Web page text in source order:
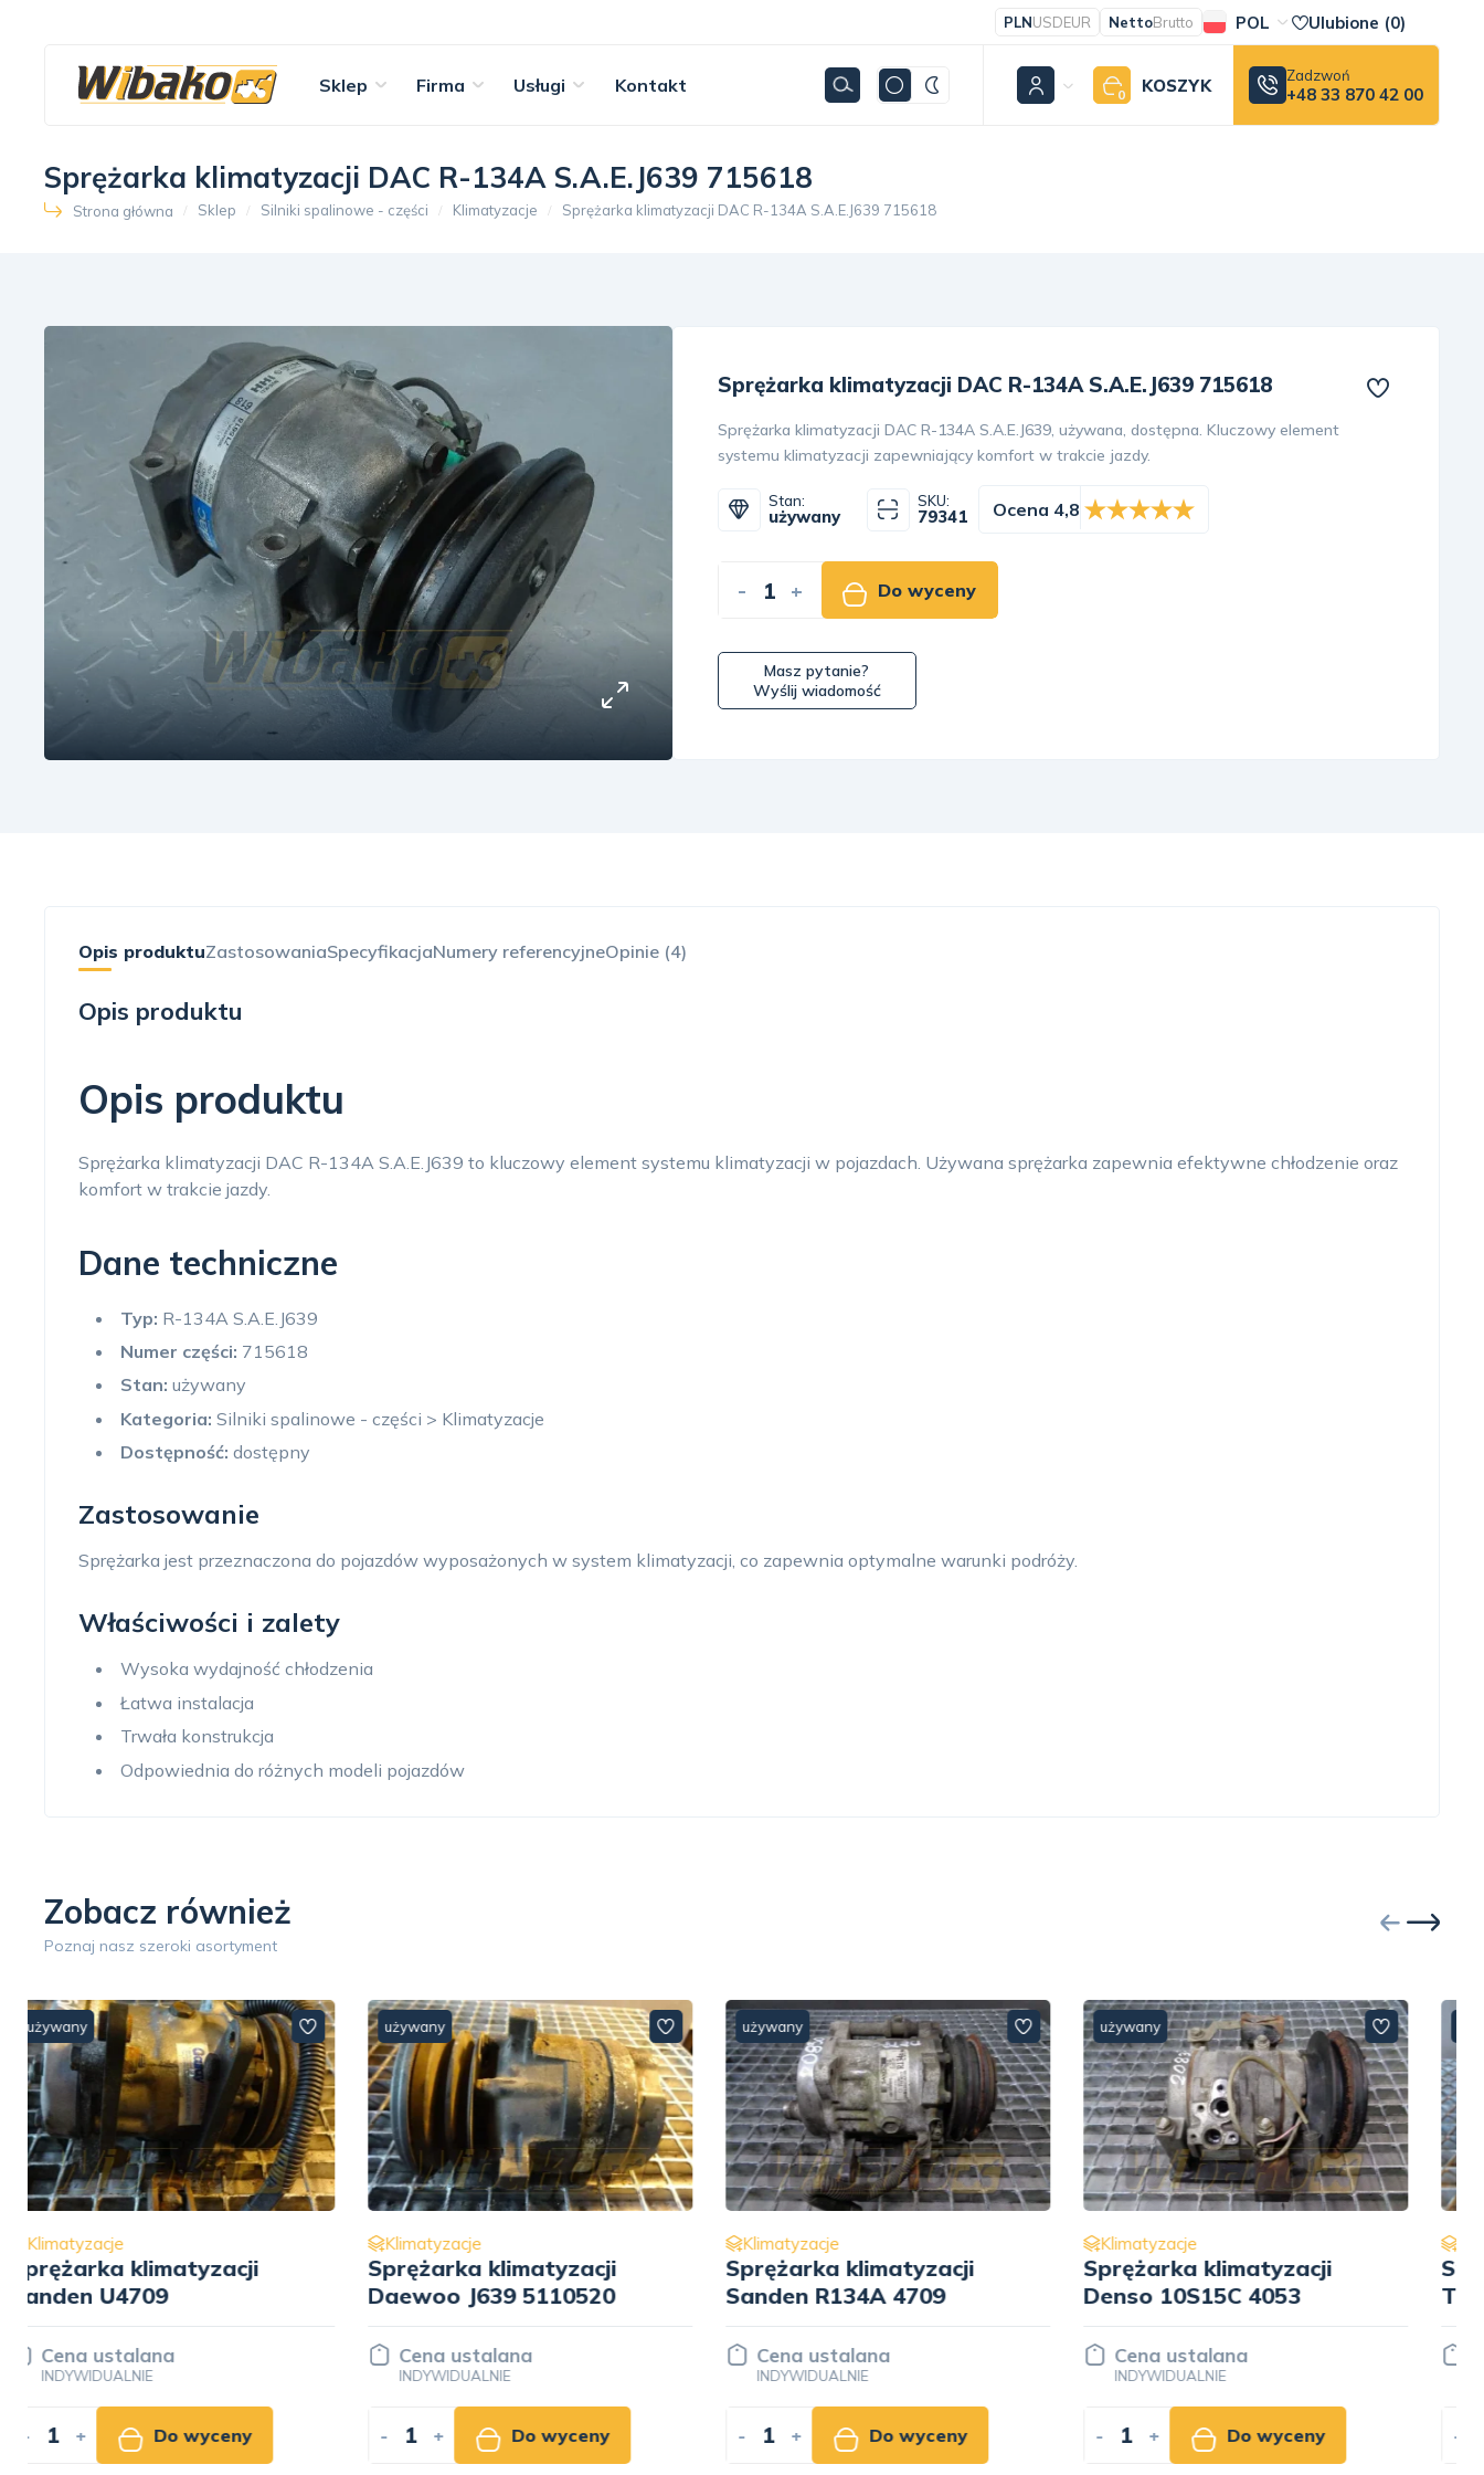
PLNUSDEUR NettoBrutto POL Ulubione (0)
Sklep Firma Usługi Kontakt 0 KOSZYK Zadzwoń
+48 33 870 42 00
Sprężarka klimatyzacji DAC R-134A S.A.E.J639 715618
Strona główna Sklep Silniki spalinowe - części Klimatyzacje Sprężarka klimatyzacji DAC R-134A S.A.E.J639 715618
Sprężarka klimatyzacji DAC R-134A S.A.E.J639 715618
Sprężarka klimatyzacji DAC R-134A S.A.E.J639, używana, dostępna. Kluczowy element
systemu klimatyzacji zapewniający komfort w trakcie jazdy.
Stan:
używany
SKU:
79341 Ocena 4,8
- + Do wyceny
Masz pytanie?
Wyślij wiadomość
Opis produktuZastosowaniaSpecyfikacjaNumery referencyjneOpinie (4)
Opis produktu
Opis produktu
Sprężarka klimatyzacji DAC R-134A S.A.E.J639 to kluczowy element systemu klimatyzacji w pojazdach. Używana sprężarka zapewnia efektywne chłodzenie oraz
komfort w trakcie jazdy.
Dane techniczne
Typ: R-134A S.A.E.J639
Numer części: 715618
Stan: używany
Kategoria: Silniki spalinowe - części > Klimatyzacje
Dostępność: dostępny
Zastosowanie
Sprężarka jest przeznaczona do pojazdów wyposażonych w system klimatyzacji, co zapewnia optymalne warunki podróży.
Właściwości i zalety
Wysoka wydajność chłodzenia
Łatwa instalacja
Trwała konstrukcja
Odpowiednia do różnych modeli pojazdów
Zobacz również
Poznaj nasz szeroki asortyment
używany
Klimatyzacje
Sprężarka klimatyzacji
Daewoo J639 5110520
Cena ustalana
INDYWIDUALNIE
- + Do wyceny
używany
Klimatyzacje
Sprężarka klimatyzacji
Sanden R134A 4709
Cena ustalana
INDYWIDUALNIE
- + Do wyceny
używany
Klimatyzacje
Sprężarka klimatyzacji
Denso 10S15C 4053
Cena ustalana
INDYWIDUALNIE
- + Do wyceny
używany
Klimatyzacje
Sprężarka klimatyzacji
Thermo King 1020667
Cena ustalana
INDYWIDUALNIE
- + Do wyceny